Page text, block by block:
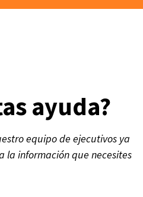
ayuda?
equipo de ejecutivos ya
la información que necesites